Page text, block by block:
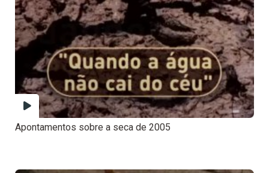
Apontamentos sobre a seca de 2005